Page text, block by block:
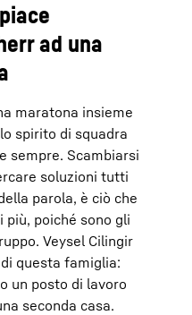
ad una
maratona insieme
spirito di squadra
sempre. Scambiarsi
soluzioni tutti
parola, è ciò che
poiché sono gli
Veysel Cilingir
questa famiglia:
un posto di lavoro
seconda casa.